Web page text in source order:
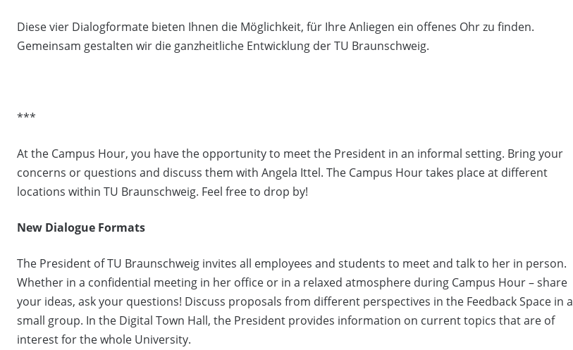
Diese vier Dialogformate bieten Ihnen die Möglichkeit, für Ihre Anliegen ein offenes Ohr zu finden.
Gemeinsam gestalten wir die ganzheitliche Entwicklung der TU Braunschweig.
***
At the Campus Hour, you have the opportunity to meet the President in an informal setting. Bring your
concerns or questions and discuss them with Angela Ittel. The Campus Hour takes place at different
locations within TU Braunschweig. Feel free to drop by!
New Dialogue Formats
The President of TU Braunschweig invites all employees and students to meet and talk to her in person.
Whether in a confidential meeting in her office or in a relaxed atmosphere during Campus Hour – share
your ideas, ask your questions! Discuss proposals from different perspectives in the Feedback Space in a
small group. In the Digital Town Hall, the President provides information on current topics that are of
interest for the whole University.